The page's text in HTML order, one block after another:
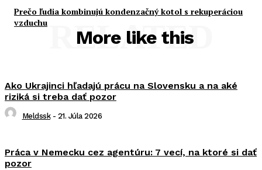
Prečo ľudia kombinujú kondenzačný kotol s rekuperáciou
vzduchu
More like this
RELATED
Ako Ukrajinci hľadajú prácu na Slovensku a na aké
riziká si treba dať pozor
Meldssk - 21. Júla 2026
Práca v Nemecku cez agentúru: 7 vecí, na ktoré si dať
pozor